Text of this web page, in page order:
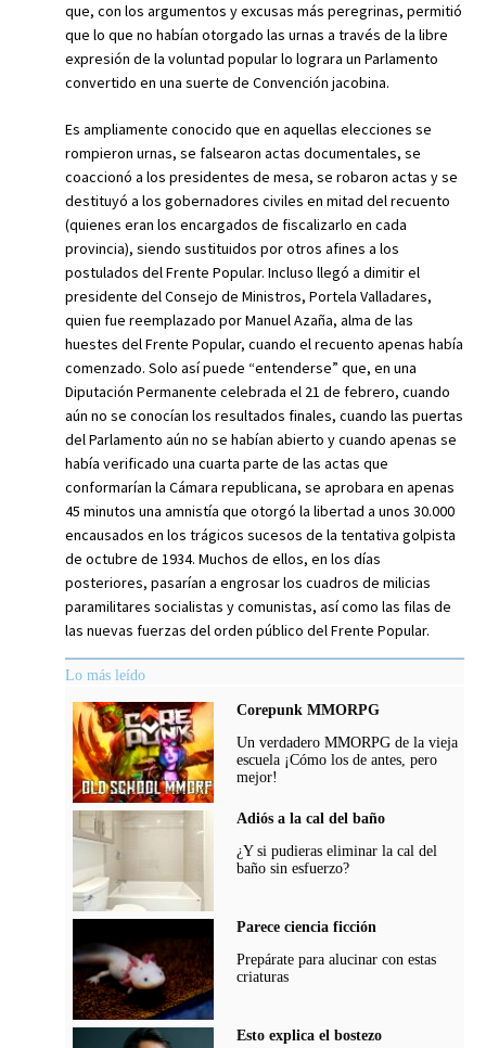
que, con los argumentos y excusas más peregrinas, permitió
que lo que no habían otorgado las urnas a través de la libre
expresión de la voluntad popular lo lograra un Parlamento
convertido en una suerte de Convención jacobina.
Es ampliamente conocido que en aquellas elecciones se
rompieron urnas, se falsearon actas documentales, se
coaccionó a los presidentes de mesa, se robaron actas y se
destituyó a los gobernadores civiles en mitad del recuento
(quienes eran los encargados de fiscalizarlo en cada
provincia), siendo sustituidos por otros afines a los
postulados del Frente Popular. Incluso llegó a dimitir el
presidente del Consejo de Ministros, Portela Valladares,
quien fue reemplazado por Manuel Azaña, alma de las
huestes del Frente Popular, cuando el recuento apenas había
comenzado. Solo así puede “entenderse” que, en una
Diputación Permanente celebrada el 21 de febrero, cuando
aún no se conocían los resultados finales, cuando las puertas
del Parlamento aún no se habían abierto y cuando apenas se
había verificado una cuarta parte de las actas que
conformarían la Cámara republicana, se aprobara en apenas
45 minutos una amnistía que otorgó la libertad a unos 30.000
encausados en los trágicos sucesos de la tentativa golpista
de octubre de 1934. Muchos de ellos, en los días
posteriores, pasarían a engrosar los cuadros de milicias
paramilitares socialistas y comunistas, así como las filas de
las nuevas fuerzas del orden público del Frente Popular.
Lo más leído
Corepunk MMORPG
Un verdadero MMORPG de la vieja
escuela ¡Cómo los de antes, pero
mejor!
Adiós a la cal del baño
¿Y si pudieras eliminar la cal del
baño sin esfuerzo?
Parece ciencia ficción
Prepárate para alucinar con estas
criaturas
Esto explica el bostezo